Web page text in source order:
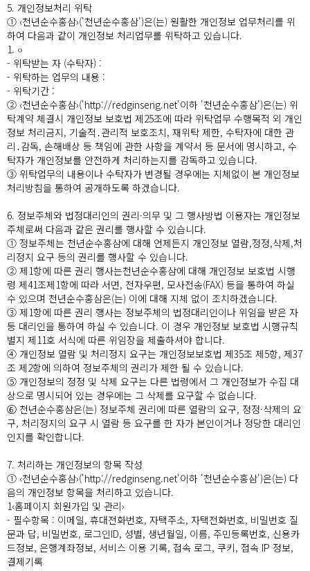
5. 개인정보처리 위탁
① ‹천년순수홍삼›('천년순수홍삼')은(는) 원활한 개인정보 업무처리를 위
하여 다음과 같이 개인정보 처리업무를 위탁하고 있습니다.
1. ‹›
- 위탁받는 자 (수탁자) :
- 위탁하는 업무의 내용 :
- 위탁기간 :
② ‹천년순수홍삼›('http://redginseng.net'이하 '천년순수홍삼')은(는) 위
탁계약 체결시 개인정보 보호법 제25조에 따라 위탁업무 수행목적 외 개인
정보 처리금지, 기술적․관리적 보호조치, 재위탁 제한, 수탁자에 대한 관
리․감독, 손해배상 등 책임에 관한 사항을 계약서 등 문서에 명시하고, 수
탁자가 개인정보를 안전하게 처리하는지를 감독하고 있습니다.
③ 위탁업무의 내용이나 수탁자가 변경될 경우에는 지체없이 본 개인정보
처리방침을 통하여 공개하도록 하겠습니다.
6. 정보주체와 법정대리인의 권리·의무 및 그 행사방법 이용자는 개인정보
주체로써 다음과 같은 권리를 행사할 수 있습니다.
① 정보주체는 천년순수홍삼에 대해 언제든지 개인정보 열람,정정,삭제,처
리정지 요구 등의 권리를 행사할 수 있습니다.
② 제1항에 따른 권리 행사는천년순수홍삼에 대해 개인정보 보호법 시행
령 제41조제1항에 따라 서면, 전자우편, 모사전송(FAX) 등을 통하여 하실
수 있으며 천년순수홍삼은(는) 이에 대해 지체 없이 조치하겠습니다.
③ 제1항에 따른 권리 행사는 정보주체의 법정대리인이나 위임을 받은 자
등 대리인을 통하여 하실 수 있습니다. 이 경우 개인정보 보호법 시행규칙
별지 제11호 서식에 따른 위임장을 제출하셔야 합니다.
④ 개인정보 열람 및 처리정지 요구는 개인정보보호법 제35조 제5항, 제37
조 제2항에 의하여 정보주체의 권리가 제한 될 수 있습니다.
⑤ 개인정보의 정정 및 삭제 요구는 다른 법령에서 그 개인정보가 수집 대
상으로 명시되어 있는 경우에는 그 삭제를 요구할 수 없습니다.
⑥ 천년순수홍삼은(는) 정보주체 권리에 따른 열람의 요구, 정정·삭제의 요
구, 처리정지의 요구 시 열람 등 요구를 한 자가 본인이거나 정당한 대리인
인지를 확인합니다.
7. 처리하는 개인정보의 항목 작성
① ‹천년순수홍삼›('http://redginseng.net'이하 '천년순수홍삼')은(는) 다
음의 개인정보 항목을 처리하고 있습니다.
1‹홈페이지 회원가입 및 관리›
- 필수항목 : 이메일, 휴대전화번호, 자택주소, 자택전화번호, 비밀번호 질
문과 답, 비밀번호, 로그인ID, 성별, 생년월일, 이름, 주민등록번호, 신용카
드정보, 은행계좌정보, 서비스 이용 기록, 접속 로그, 쿠키, 접속 IP 정보,
결제기록